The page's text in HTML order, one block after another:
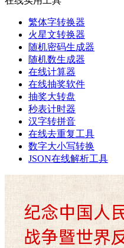
繁体字转换器
火星文转换器
随机密码生成器
随机数生成器
在线计算器
在线抽奖软件
抽奖大转盘
秒表计时器
汉字转拼音
在线去重复工具
数字大小写转换
JSON在线解析工具